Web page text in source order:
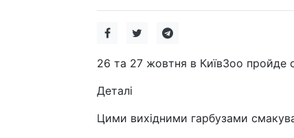
26 та 27 жовтня в КиївЗоо пройде
Деталі
Цими вихідними гарбузами